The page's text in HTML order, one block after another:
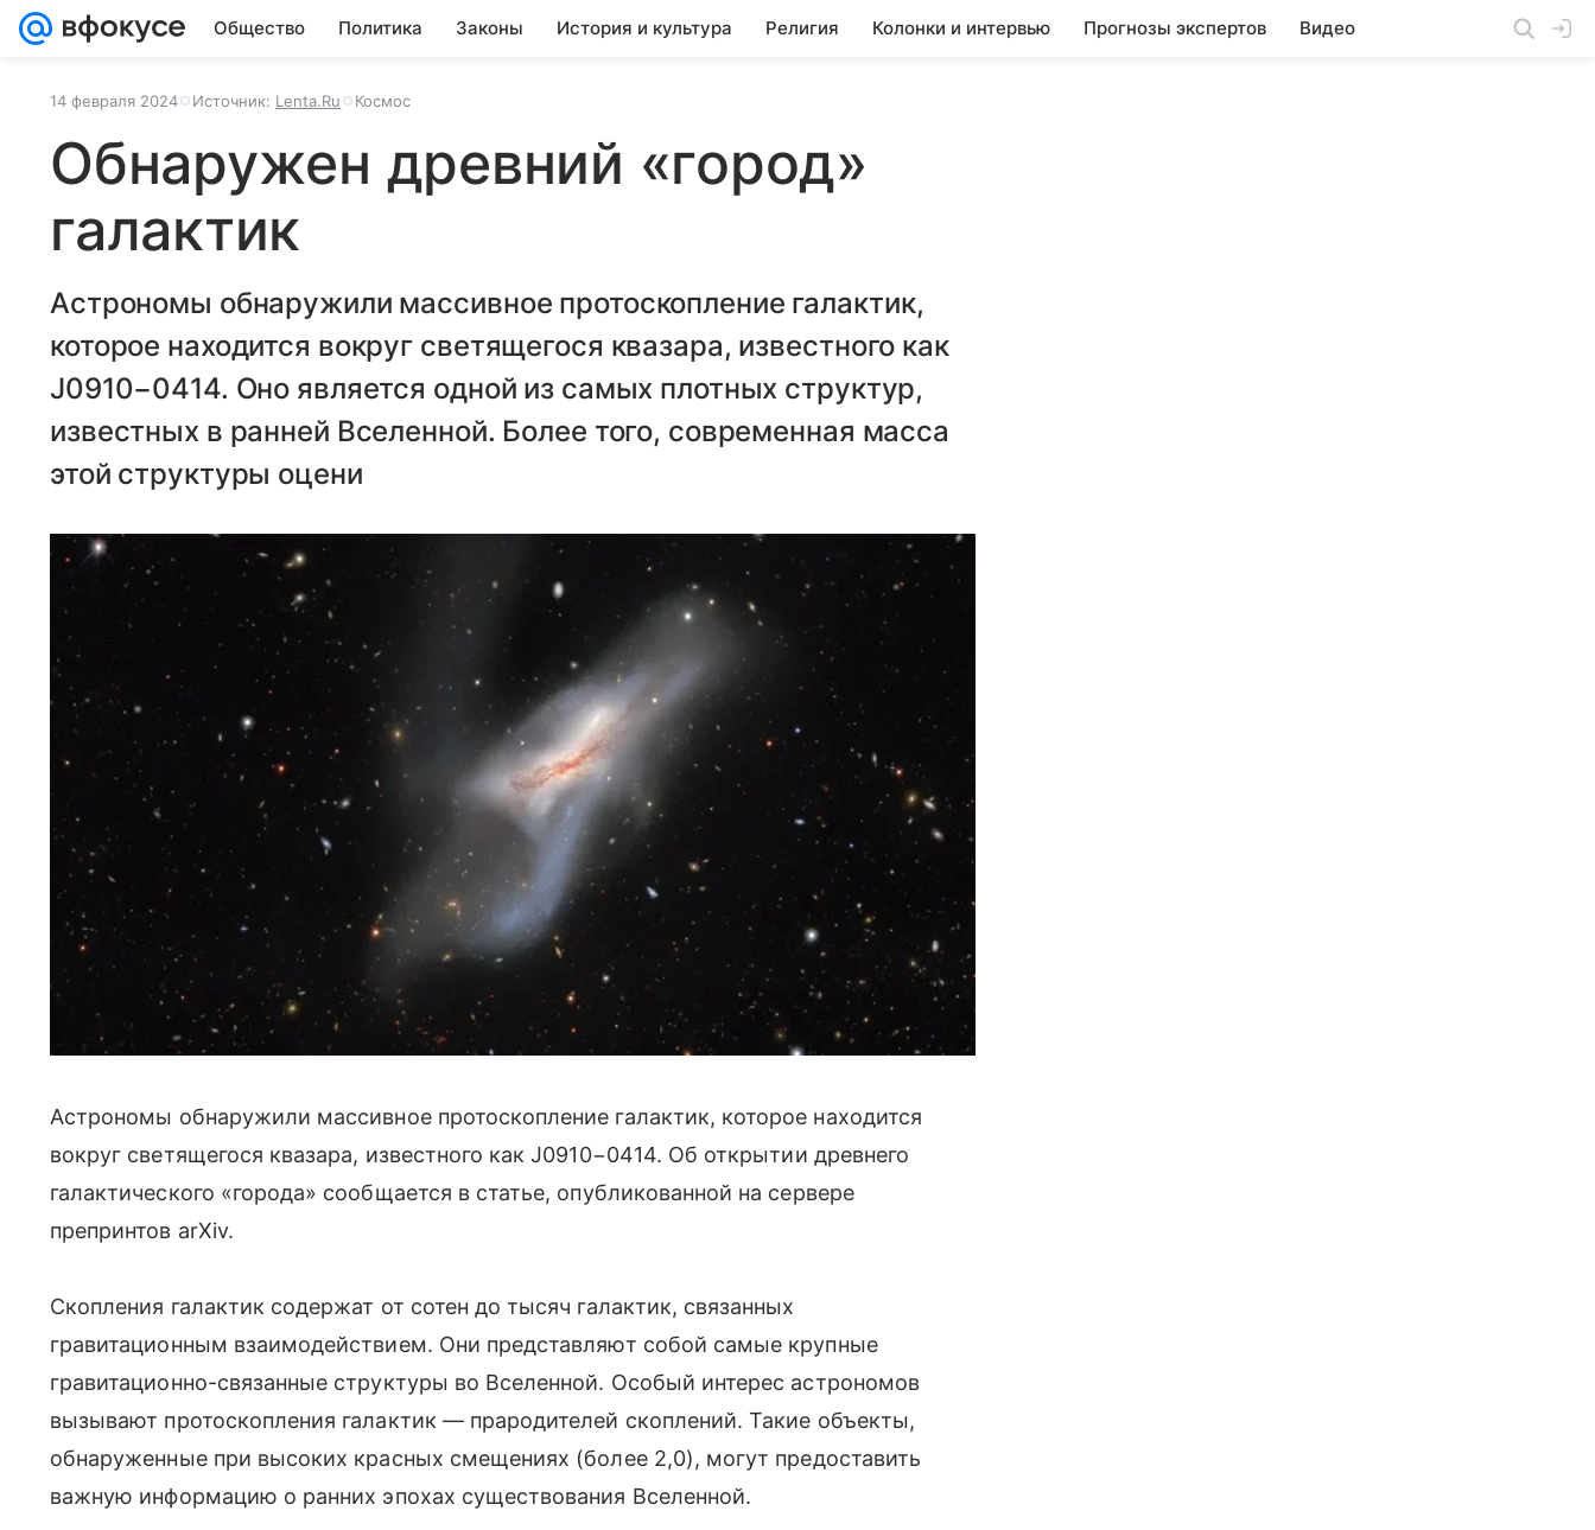
Общество Политика Законы История и культура Религия Колонки и интервью Прогнозы экспертов Видео
14 февраля 2024 Источник: Lenta.Ru Космос
Обнаружен древний «город»
галактик
Астрономы обнаружили массивное протоскопление галактик,
которое находится вокруг светящегося квазара, известного как
J0910−0414. Оно является одной из самых плотных структур,
известных в ранней Вселенной. Более того, современная масса
этой структуры оцени
Астрономы обнаружили массивное протоскопление галактик, которое находится
вокруг светящегося квазара, известного как J0910−0414. Об открытии древнего
галактического «города» сообщается в статье, опубликованной на сервере
препринтов arXiv.
Скопления галактик содержат от сотен до тысяч галактик, связанных
гравитационным взаимодействием. Они представляют собой самые крупные
гравитационно-связанные структуры во Вселенной. Особый интерес астрономов
вызывают протоскопления галактик — прародителей скоплений. Такие объекты,
обнаруженные при высоких красных смещениях (более 2,0), могут предоставить
важную информацию о ранних эпохах существования Вселенной.